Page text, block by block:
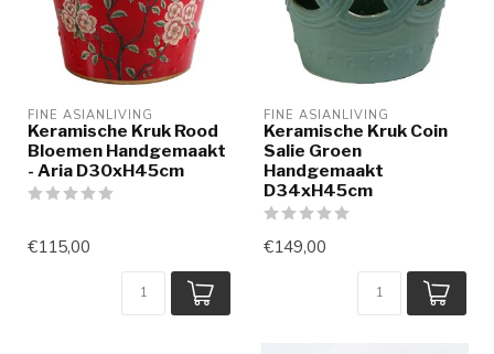
FINE ASIANLIVING
Keramische Kruk Rood
Bloemen Handgemaakt
- Aria D30xH45cm
€115,00
FINE ASIANLIVING
Keramische Kruk Coin
Salie Groen
Handgemaakt
D34xH45cm
€149,00